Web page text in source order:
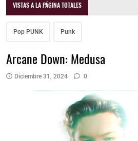
VISTAS A LA PÁGINA TOTALES
Pop PUNK Punk
Arcane Down: Medusa
Diciembre 31, 2024 0